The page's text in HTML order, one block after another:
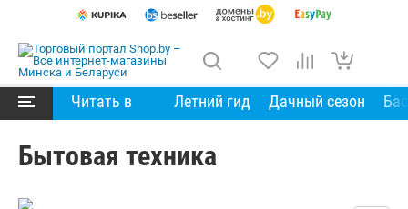
Читать в Летний гид Дачный сезон
Бытовая техника